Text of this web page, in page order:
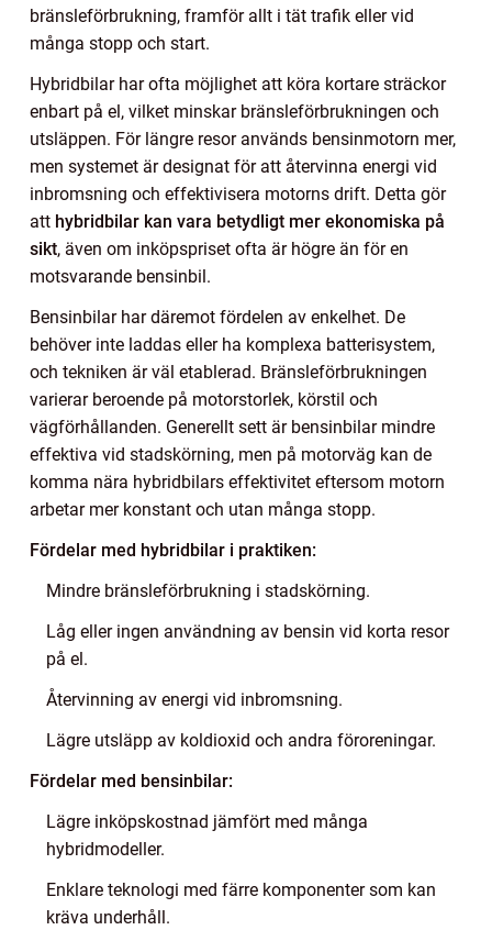
bränsleförbrukning, framför allt i tät trafik eller vid
många stopp och start.
Hybridbilar har ofta möjlighet att köra kortare sträckor
enbart på el, vilket minskar bränsleförbrukningen och
utsläppen. För längre resor används bensinmotorn mer,
men systemet är designat för att återvinna energi vid
inbromsning och effektivisera motorns drift. Detta gör
att hybridbilar kan vara betydligt mer ekonomiska på
sikt, även om inköpspriset ofta är högre än för en
motsvarande bensinbil.
Bensinbilar har däremot fördelen av enkelhet. De
behöver inte laddas eller ha komplexa batterisystem,
och tekniken är väl etablerad. Bränsleförbrukningen
varierar beroende på motorstorlek, körstil och
vägförhållanden. Generellt sett är bensinbilar mindre
effektiva vid stadskörning, men på motorväg kan de
komma nära hybridbilars effektivitet eftersom motorn
arbetar mer konstant och utan många stopp.
Fördelar med hybridbilar i praktiken:
Mindre bränsleförbrukning i stadskörning.
Låg eller ingen användning av bensin vid korta resor
på el.
Återvinning av energi vid inbromsning.
Lägre utsläpp av koldioxid och andra föroreningar.
Fördelar med bensinbilar:
Lägre inköpskostnad jämfört med många
hybridmodeller.
Enklare teknologi med färre komponenter som kan
kräva underhåll.